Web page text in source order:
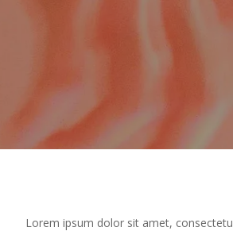
Lorem ipsum dolor sit amet,